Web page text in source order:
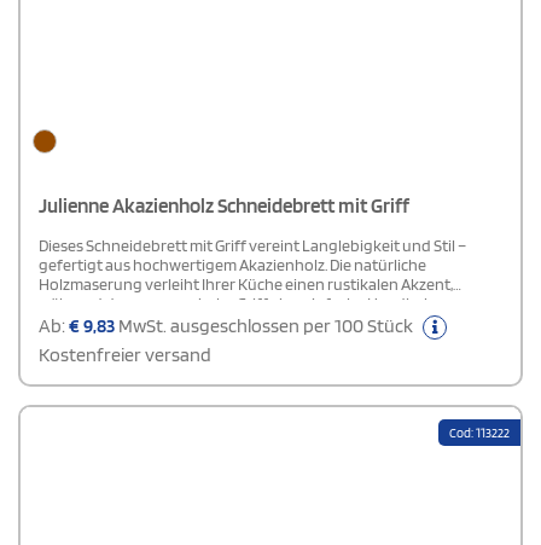
Julienne Akazienholz Schneidebrett mit Griff
Dieses Schneidebrett mit Griff vereint Langlebigkeit und Stil –
gefertigt aus hochwertigem Akazienholz. Die natürliche
Holzmaserung verleiht Ihrer Küche einen rustikalen Akzent,
während der ergonomische Griff eine einfache Handhabung
ermöglicht. Dieses Brett eignet sich perfekt zum Hacken,
Schneiden und Servieren und ist eine vielseitige und funktionale
Ergänzung für jede Küche.
Ab:€9,83 MwSt. ausgeschlossen per 100 Stück
Kostenfreier versand
Cod: 113222